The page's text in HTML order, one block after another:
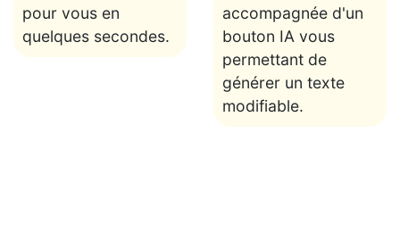
pour vous en
quelques secondes.
accompagnée d'un
bouton IA vous
permettant de
générer un texte
modifiable.